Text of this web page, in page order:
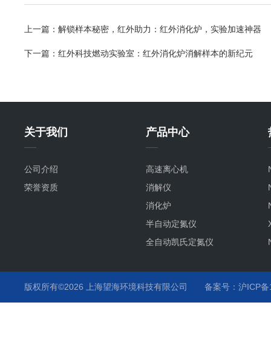
上一篇： 解锁样本秘密，红外助力：红外消化炉，实验加速神器
下一篇： 红外科技燃动实验室：红外消化炉消解样本的新纪元
关于我们
公司介绍
荣誉资质
产品中心
高速离心机
消解仪
消化炉
半自动定氮仪
全自动凯氏定氮仪
版权所有©2026 上海望海环境科技有限公司 备案号：沪ICP